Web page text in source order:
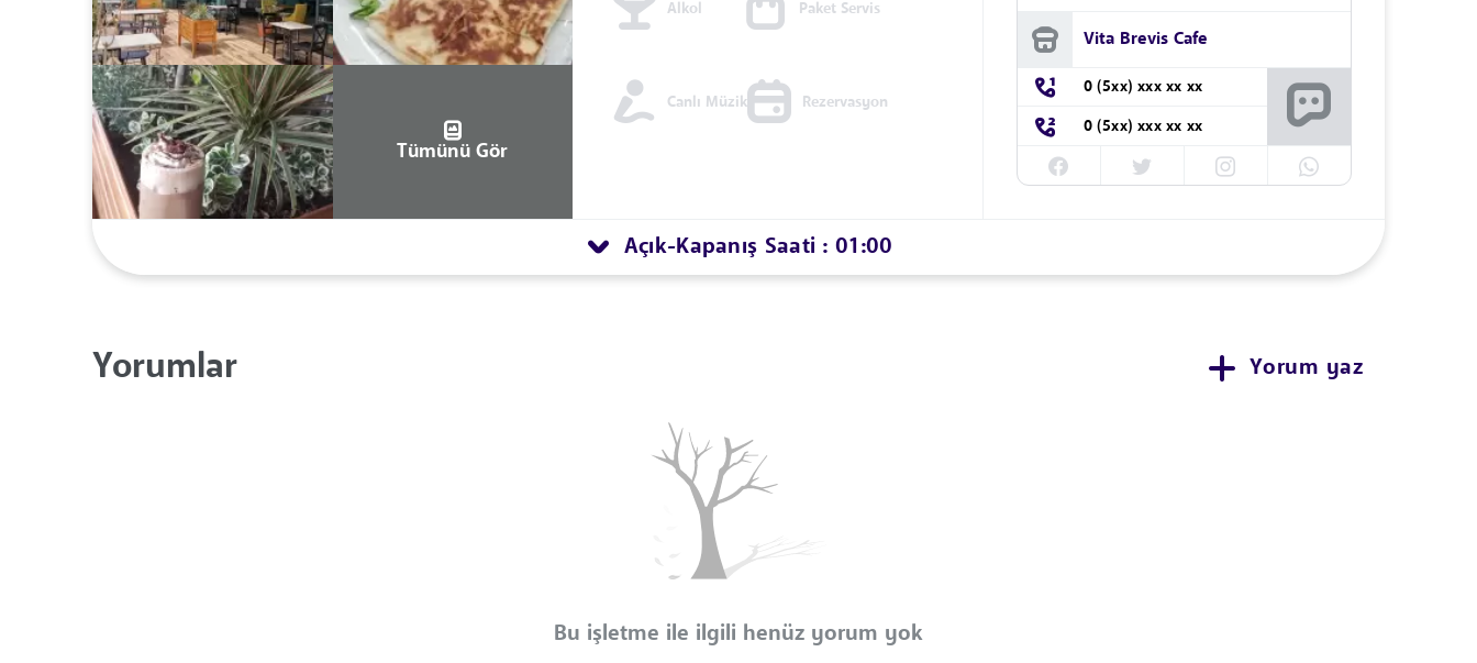
Tümünü Gör
Alkol Paket Servis
Canlı Müzik Rezervasyon
Vita Brevis Cafe
0 (5xx) xxx xx xx
0 (5xx) xxx xx xx
Açık-Kapanış Saati : 01:00
Yorumlar Yorum yaz
Bu işletme ile ilgili henüz yorum yok